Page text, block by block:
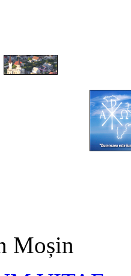
Moșin